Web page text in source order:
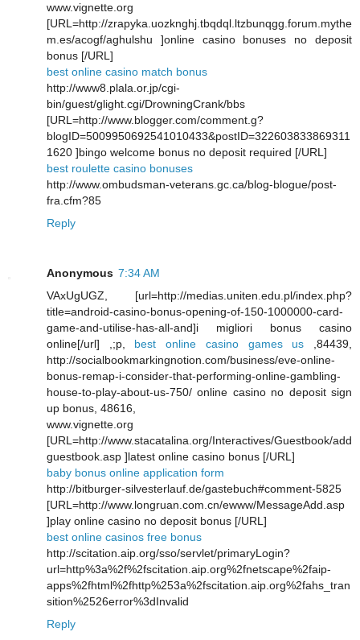
www.vignette.org
[URL=http://zrapyka.uozknghj.tbqdql.ltzbunqgg.forum.mythe
m.es/acogf/aghulshu ]online casino bonuses no deposit
bonus [/URL]
best online casino match bonus
http://www8.plala.or.jp/cgi-
bin/guest/glight.cgi/DrowningCrank/bbs
[URL=http://www.blogger.com/comment.g?
blogID=5009950692541010433&postID=322603833869311
1620 ]bingo welcome bonus no deposit required [/URL]
best roulette casino bonuses
http://www.ombudsman-veterans.gc.ca/blog-blogue/post-
fra.cfm?85
Reply
Anonymous 7:34 AM
VAxUgUGZ, [url=http://medias.uniten.edu.pl/index.php?
title=android-casino-bonus-opening-of-150-1000000-card-
game-and-utilise-has-all-and]i migliori bonus casino
online[/url] ,;p, best online casino games us ,84439,
http://socialbookmarkingnotion.com/business/eve-online-
bonus-remap-i-consider-that-performing-online-gambling-
house-to-play-about-us-750/ online casino no deposit sign
up bonus, 48616,
www.vignette.org
[URL=http://www.stacatalina.org/Interactives/Guestbook/add
guestbook.asp ]latest online casino bonus [/URL]
baby bonus online application form
http://bitburger-silvesterlauf.de/gastebuch#comment-5825
[URL=http://www.longruan.com.cn/ewww/MessageAdd.asp
]play online casino no deposit bonus [/URL]
best online casinos free bonus
http://scitation.aip.org/sso/servlet/primaryLogin?
url=http%3a%2f%2fscitation.aip.org%2fnetscape%2faip-
apps%2fhtml%2fhttp%253a%2fscitation.aip.org%2fahs_tran
sition%2526error%3dInvalid
Reply